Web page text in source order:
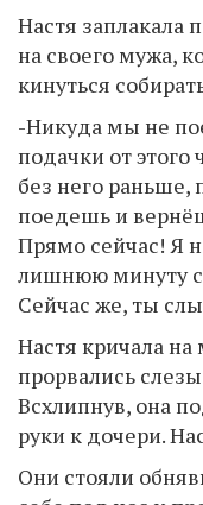
Настя заплакала
на своего мужа,
кинуться
-Никуда мы не
подачки от
без него
поедешь и
Прямо сейчас! Я
лишнюю минуту
Сейчас же, ты
Настя кричала на
прорвались
Всхлипнув, она
руки к дочери.
Они стояли